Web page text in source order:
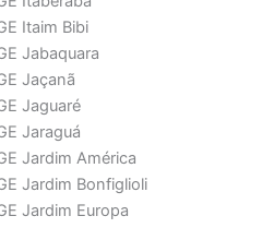
Itaim Bibi
Jabaquara
Jaçanã
Jaguaré
Jaraguá
Jardim América
Jardim Bonfiglioli
Jardim Europa